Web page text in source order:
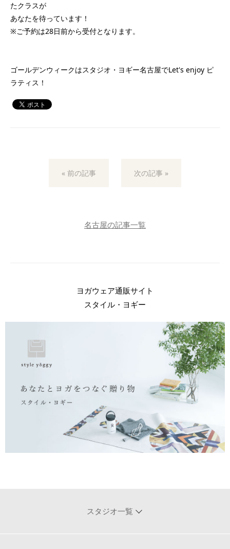
たクラスが
あなたを待っています！
※ご予約は28日前から受付となります。
ゴールデンウィークはスタジオ・ヨギー名古屋でLet's enjoy ピ
ラティス！
« 前の記事 次の記事 »
名古屋の記事一覧
ヨガウェア通販サイト
スタイル・ヨギー
スタジオ一覧